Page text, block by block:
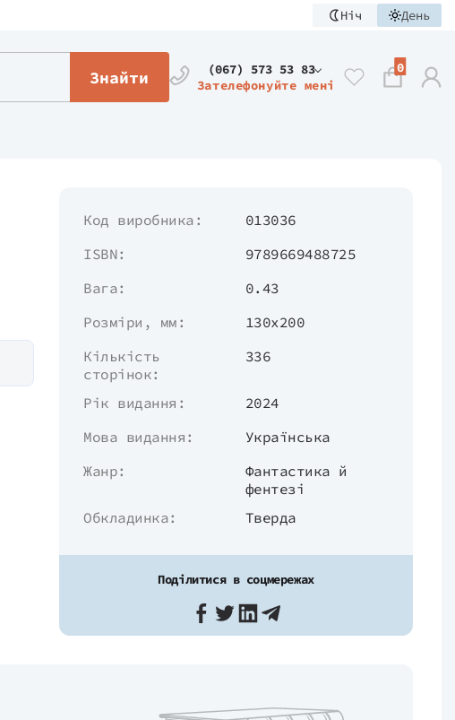
Ніч День
Знайти
(067) 573 53 83
Зателефонуйте мені
0
Код виробника:
013036
ISBN:
9789669488725
Вага:
0.43
Розміри, мм:
130х200
Кількість
сторінок:
336
Рік видання:
2024
Мова видання:
Українська
Жанр:
Фантастика й
фентезі
Обкладинка:
Тверда
Поділитися в соцмережах